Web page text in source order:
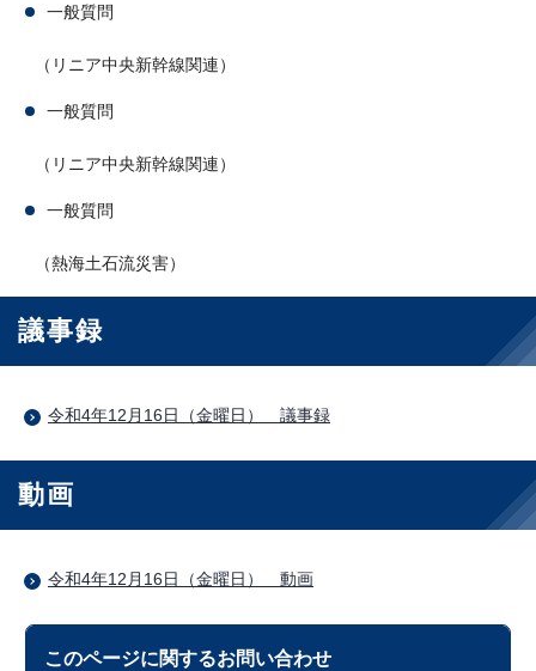
一般質問
（リニア中央新幹線関連）
一般質問
（リニア中央新幹線関連）
一般質問
（熱海土石流災害）
議事録
令和4年12月16日（金曜日） 議事録
動画
令和4年12月16日（金曜日） 動画
このページに関するお問い合わせ